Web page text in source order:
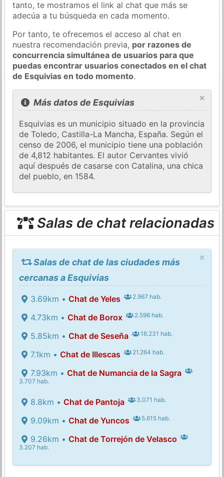
tanto, te mostramos el link al chat que más se
adecúa a tu búsqueda en cada momento.
Por tanto, te ofrecemos el acceso al chat en
nuestra recomendación previa, por razones de
concurrencia simultánea de usuarios para que
puedas encontrar usuarios conectados en el chat
de Esquivias en todo momento.
×
Más datos de Esquivias
Esquivias es un municipio situado en la provincia
de Toledo, Castilla-La Mancha, España. Según el
censo de 2006, el municipio tiene una población
de 4,812 habitantes. El autor Cervantes vivió
aquí después de casarse con Catalina, una chica
del pueblo, en 1584.
Salas de chat relacionadas
×
Salas de chat de las ciudades más
cercanas a Esquivias
3.69km • Chat de Yeles 2.967 hab.
4.73km • Chat de Borox 2.596 hab.
5.85km • Chat de Seseña 16.231 hab.
7.1km • Chat de Illescas 21.264 hab.
7.93km • Chat de Numancia de la Sagra
3.707 hab.
8.8km • Chat de Pantoja 3.071 hab.
9.09km • Chat de Yuncos 5.615 hab.
9.26km • Chat de Torrejón de Velasco
3.207 hab.